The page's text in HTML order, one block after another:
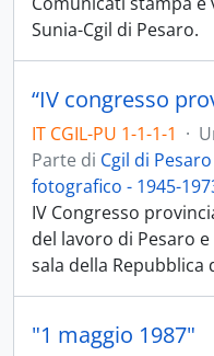
Sunia-Cgil di Pesaro.
“IV congresso
IT CGIL-PU 1-1-1-1 ·
Parte di Cgil di
fotografico - 1945-
IV Congresso
del lavoro di Pesaro
sala della Repubblica
"1 maggio 1987"